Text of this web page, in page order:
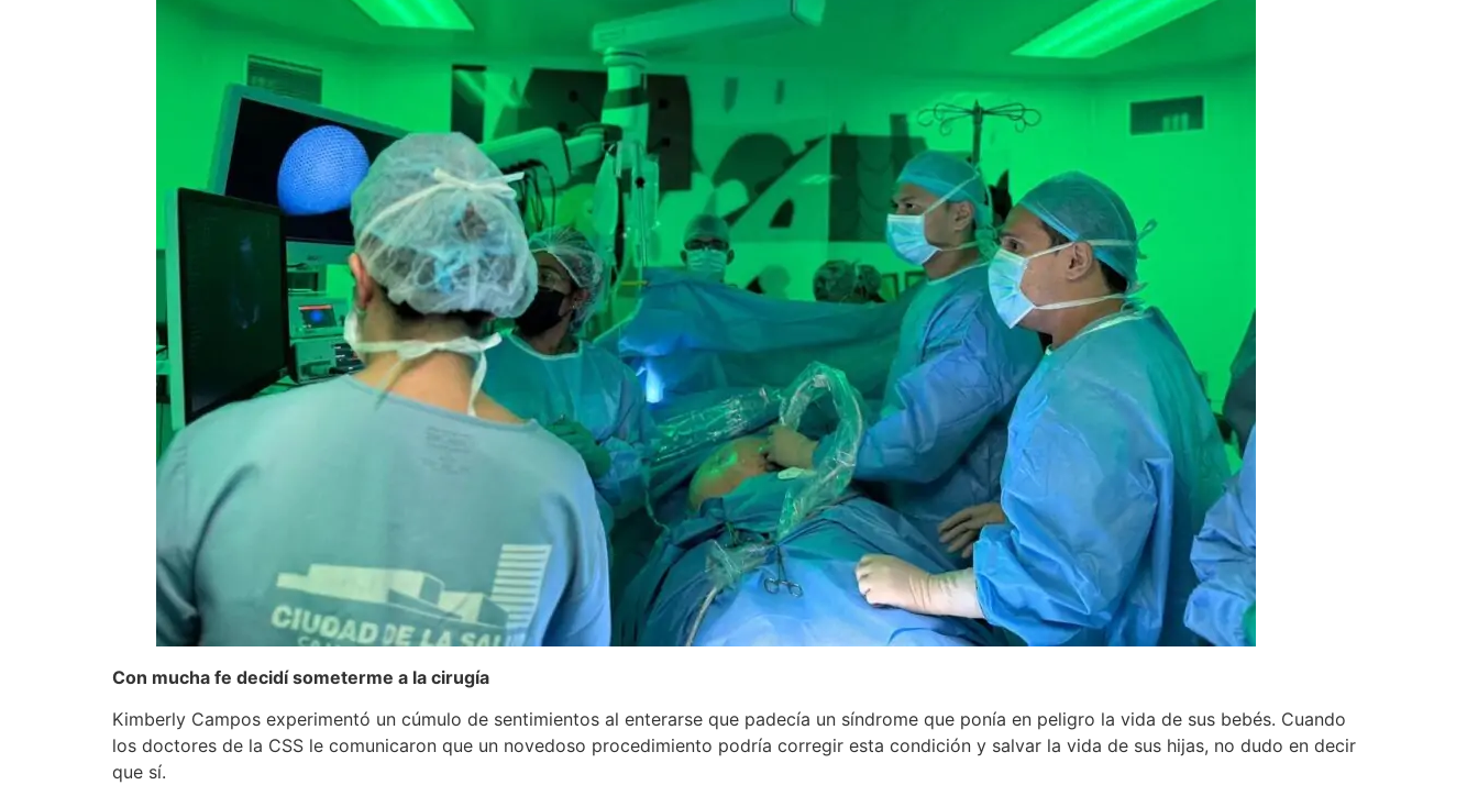
Con mucha fe decidí someterme a la cirugía
Kimberly Campos experimentó un cúmulo de sentimientos al enterarse que padecía un síndrome que ponía en peligro la vida de sus bebés. Cuando
los doctores de la CSS le comunicaron que un novedoso procedimiento podría corregir esta condición y salvar la vida de sus hijas, no dudo en decir
que sí.